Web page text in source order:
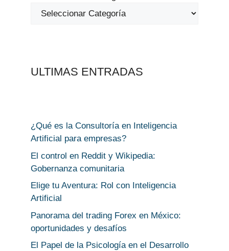
ULTIMAS ENTRADAS
¿Qué es la Consultoría en Inteligencia
Artificial para empresas?
El control en Reddit y Wikipedia:
Gobernanza comunitaria
Elige tu Aventura: Rol con Inteligencia
Artificial
Panorama del trading Forex en México:
oportunidades y desafíos
El Papel de la Psicología en el Desarrollo